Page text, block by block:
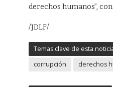
derechos humanos”,
/JDLF/
Temas clave de esta
corrupción
derechos